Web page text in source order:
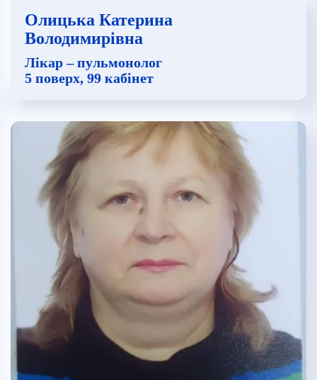
Олицька Катерина
Володимирівна
Лікар – пульмонолог
5 поверх, 99 кабінет